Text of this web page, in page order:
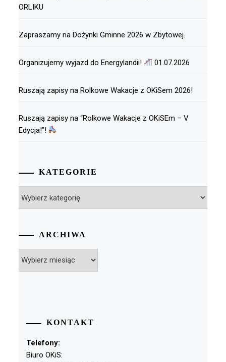
ORLIKU
Zapraszamy na Dożynki Gminne 2026 w Zbytowej.
Organizujemy wyjazd do Energylandii! 01.07.2026
Ruszają zapisy na Rolkowe Wakacje z OKiSem 2026!
Ruszają zapisy na “Rolkowe Wakacje z OKiSEm – V
Edycja!”!
KATEGORIE
ARCHIWA
KONTAKT
Telefony:
Biuro OKiS: